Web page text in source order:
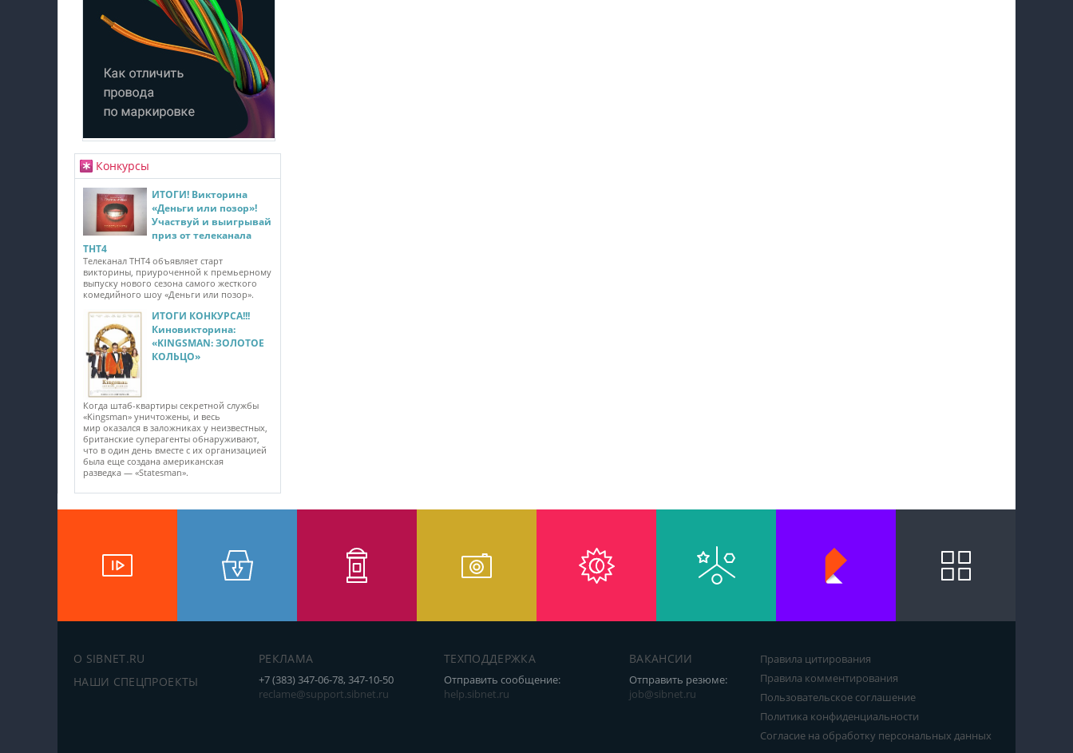
Конкурсы
ИТОГИ! Викторина
«Деньги или позор»!
Участвуй и выигрывай
приз от телеканала
ТНТ4
Телеканал ТНТ4 объявляет старт
викторины, приуроченной к премьерному
выпуску нового сезона самого жесткого
комедийного шоу «Деньги или позор».
ИТОГИ КОНКУРСА!!!
Киновикторина:
«KINGSMAN: ЗОЛОТОЕ
КОЛЬЦО»
Когда штаб-квартиры секретной службы
«Kingsman» уничтожены, и весь
мир оказался в заложниках у неизвестных,
британские суперагенты обнаруживают,
что в один день вместе с их организацией
была еще создана американская
разведка — «Statesman».
О SIBNET.RU
НАШИ СПЕЦПРОЕКТЫ
РЕКЛАМА
+7 (383) 347-06-78, 347-10-50
reclame@support.sibnet.ru
ТЕХПОДДЕРЖКА
Отправить сообщение:
help.sibnet.ru
ВАКАНСИИ
Отправить резюме:
job@sibnet.ru
Правила цитирования
Правила комментирования
Пользовательское соглашение
Политика конфиденциальности
Согласие на обработку персональных данных